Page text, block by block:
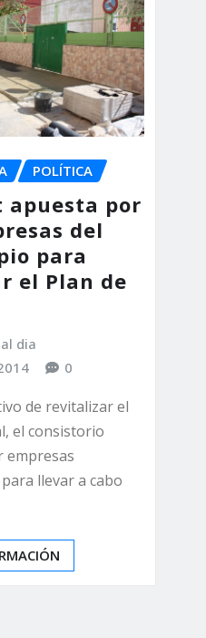
POLÍTICA
apuesta por
del
para
el Plan de
dia
0
de revitalizar el
el consistorio
empresas
llevar a cabo